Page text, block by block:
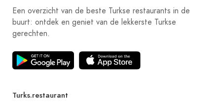
Een overzicht van de beste Turkse restaurants in de
buurt: ontdek en geniet van de lekkerste Turkse
gerechten.
Turks.restaurant